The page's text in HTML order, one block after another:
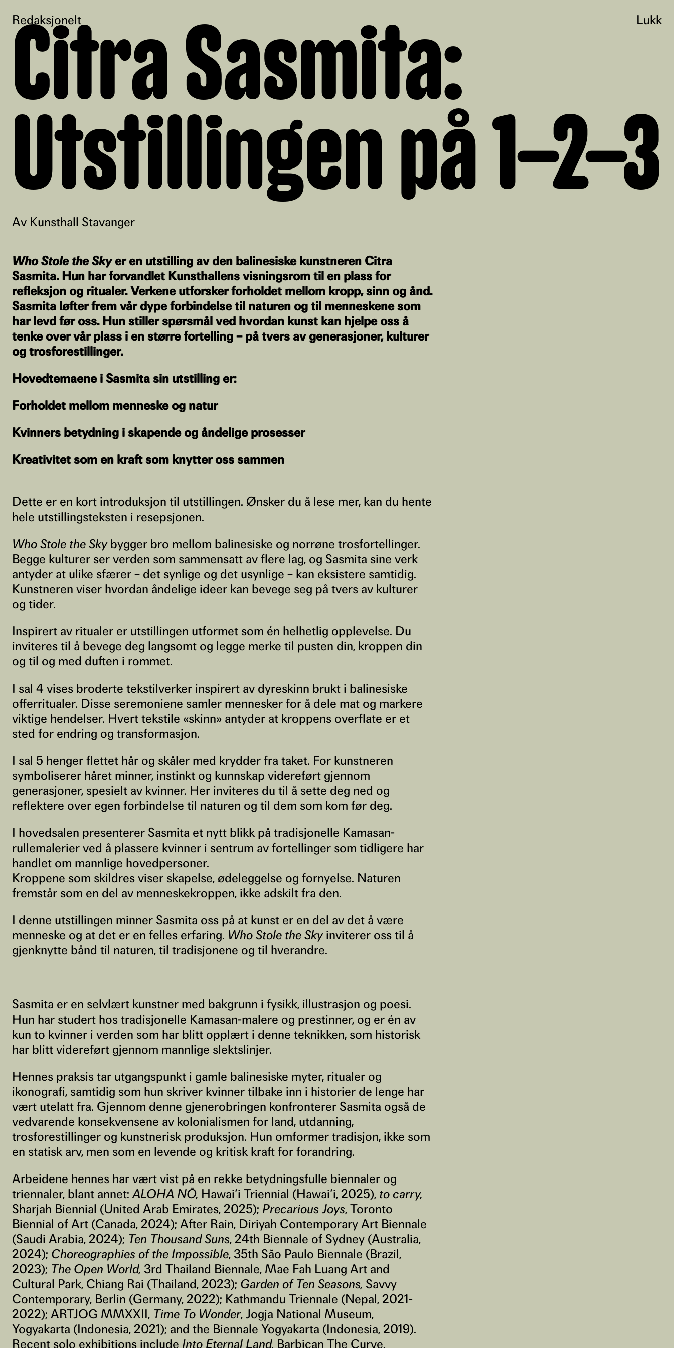
Lukk
Redaksjonelt
Citra Sasmita:
Utstillingen på 1–2–3
Av Kunsthall Stavanger
Who Stole the Skyer en utstilling av den balinesiske kunstneren Citra
Sasmita. Hun har forvandlet Kunsthallens visningsrom til en plass for
refleksjon og ritualer. Verkene utforsker forholdet mellom kropp, sinn og ånd.
Sasmita løfter frem vår dype forbindelse til naturen og til menneskene som
har levd før oss. Hun stiller spørsmål ved hvordan kunst kan hjelpe oss å
tenke over vår plass i en større fortelling – på tvers av generasjoner, kulturer
og trosforestillinger.
Hovedtemaene i Sasmita sin utstilling er:
Forholdet mellom menneske og natur
Kvinners betydning i skapende og åndelige prosesser
Kreativitet som en kraft som knytter oss sammen
Dette er en kort introduksjon til utstillingen. Ønsker du å lese mer, kan du hente
hele utstillingsteksten i resepsjonen.
Who Stole the Skybygger bro mellom balinesiske og norrøne trosfortellinger.
Begge kulturer ser verden som sammensatt av flere lag, og Sasmita sine verk
antyder at ulike sfærer – det synlige og det usynlige – kan eksistere samtidig.
Kunstneren viser hvordan åndelige ideer kan bevege seg på tvers av kulturer
og tider.
Inspirert av ritualer er utstillingen utformet som én helhetlig opplevelse. Du
inviteres til å bevege deg langsomt og legge merke til pusten din, kroppen din
og til og med duften i rommet.
I sal 4 vises broderte tekstilverker inspirert av dyreskinn brukt i balinesiske
offerritualer. Disse seremoniene samler mennesker for å dele mat og markere
viktige hendelser. Hvert tekstile «skinn» antyder at kroppens overflate er et
sted for endring og transformasjon.
I sal 5 henger flettet hår og skåler med krydder fra taket. For kunstneren
symboliserer håret minner, instinkt og kunnskap videreført gjennom
generasjoner, spesielt av kvinner. Her inviteres du til å sette deg ned og
reflektere over egen forbindelse til naturen og til dem som kom før deg.
I hovedsalen presenterer Sasmita et nytt blikk på tradisjonelle Kamasan-
rullemalerier ved å plassere kvinner i sentrum av fortellinger som tidligere har
handlet om mannlige hovedpersoner.
Kroppene som skildres viser skapelse, ødeleggelse og fornyelse. Naturen
fremstår som en del av menneskekroppen, ikke adskilt fra den.
I denne utstillingen minner Sasmita oss på at kunst er en del av det å være
menneske og at det er en felles erfaring. Who Stole the Skyinviterer oss til å
gjenknytte bånd til naturen, til tradisjonene og til hverandre.
Sasmita er en selvlært kunstner med bakgrunn i fysikk, illustrasjon og poesi.
Hun har studert hos tradisjonelle Kamasan-malere og prestinner, og er én av
kun to kvinner i verden som har blitt opplært i denne teknikken, som historisk
har blitt videreført gjennom mannlige slektslinjer.
Hennes praksis tar utgangspunkt i gamle balinesiske myter, ritualer og
ikonografi, samtidig som hun skriver kvinner tilbake inn i historier de lenge har
vært utelatt fra. Gjennom denne gjenerobringen konfronterer Sasmita også de
vedvarende konsekvensene av kolonialismen for land, utdanning,
trosforestillinger og kunstnerisk produksjon. Hun omformer tradisjon, ikke som
en statisk arv, men som en levende og kritisk kraft for forandring.
Arbeidene hennes har vært vist på en rekke betydningsfulle biennaler og
triennaler, blant annet:ALOHA NŌ, Hawai’i Triennial (Hawai’i, 2025), to carry,
Sharjah Biennial (United Arab Emirates, 2025); Precarious Joys, Toronto
Biennial of Art (Canada, 2024); After Rain, Diriyah Contemporary Art Biennale
(Saudi Arabia, 2024); Ten Thousand Suns, 24th Biennale of Sydney (Australia,
2024); Choreographies of the Impossible, 35th São Paulo Biennale (Brazil,
2023); The Open World, 3rd Thailand Biennale, Mae Fah Luang Art and
Cultural Park, Chiang Rai (Thailand, 2023); Garden of Ten Seasons, Savvy
Contemporary, Berlin (Germany, 2022); Kathmandu Triennale (Nepal, 2021-
2022); ARTJOG MMXXII, Time To Wonder, Jogja National Museum,
Yogyakarta (Indonesia, 2021); and the Biennale Yogyakarta (Indonesia, 2019).
Recent solo exhibitions include Into Eternal Land, Barbican The Curve,